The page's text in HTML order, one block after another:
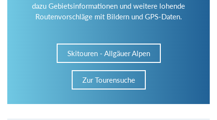
dazu Gebietsinformationen und weitere lohende
Routenvorschläge mit Bildern und GPS-Daten.
Skitouren - Allgäuer Alpen
Zur Tourensuche